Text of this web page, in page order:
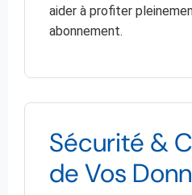
aider à profiter
abonnement.
Sécurité &
de Vos